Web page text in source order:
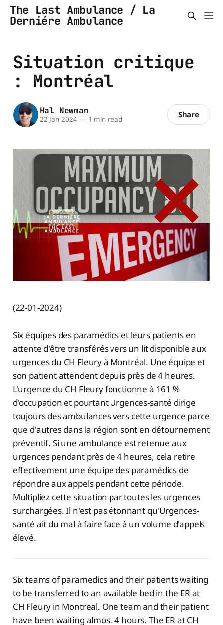
The Last Ambulance / La
Derniére Ambulance
Situation critique
: Montréal
Hal Newman
22 Jan 2024 — 1 min read Share
(22-01-2024)
Six équipes des paramédics et leurs patients en
attente d'être transférés vers un lit disponible aux
urgences du CH Fleury à Montréal. Une équipe et
son patient attendent depuis près de 4 heures.
L'urgence du CH Fleury fonctionne à 161 %
d'occupation et pourtant Urgences-santé dirige
toujours des ambulances vers cette urgence parce
que d'autres dans la région sont en détournement
préventif. Si une ambulance est retenue aux
urgences pendant près de 4 heures, cela retire
effectivement une équipe des paramédics de
répondre aux appels pendant cette période.
Multipliez cette situation par toutes les urgences
surchargées. Il n'est pas étonnant qu'Urgences-
santé ait du mal à faire face à un volume d'appels
élevé.
Six teams of paramedics and their patients waiting
to be transferred to an available bed in the ER at
CH Fleury in Montreal. One team and their patient
have been waiting almost 4 hours. The ER at CH